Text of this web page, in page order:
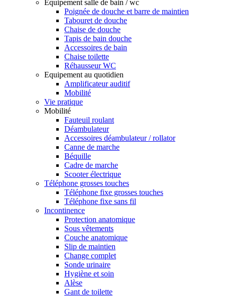
Équipement salle de bain / wc
Poignée de douche et barre de maintien
Tabouret de douche
Chaise de douche
Tapis de bain douche
Accessoires de bain
Chaise toilette
Réhausseur WC
Equipement au quotidien
Amplificateur auditif
Mobilité
Vie pratique
Mobilité
Fauteuil roulant
Déambulateur
Accessoires déambulateur / rollator
Canne de marche
Béquille
Cadre de marche
Scooter électrique
Téléphone grosses touches
Téléphone fixe grosses touches
Téléphone fixe sans fil
Incontinence
Protection anatomique
Sous vêtements
Couche anatomique
Slip de maintien
Change complet
Sonde urinaire
Hygiène et soin
Alèse
Gant de toilette